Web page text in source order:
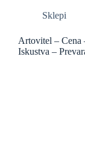
Sklepi
Artovitel – Cena
Iskustva –